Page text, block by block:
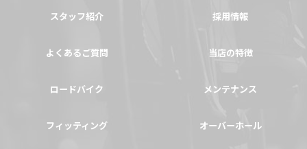
スタッフ紹介 採用情報
よくあるご質問 当店の特徴
ロードバイク メンテナンス
フィッティング オーバーホール